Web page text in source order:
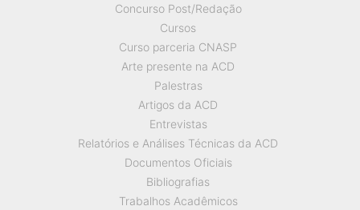
Concurso Post/Redação
Cursos
Curso parceria CNASP
Arte presente na ACD
Palestras
Artigos da ACD
Entrevistas
Relatórios e Análises Técnicas da ACD
Documentos Oficiais
Bibliografias
Trabalhos Acadêmicos